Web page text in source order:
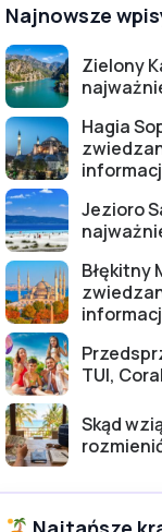
Najnowsze
Zielony
Hagia
Jezioro
Błękitny
TUI,
Skąd